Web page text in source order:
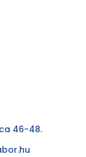
46-48.